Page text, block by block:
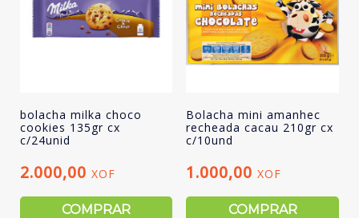
bolacha milka choco
cookies 135gr cx
c/24unid
2.000,00 XOF
COMPRAR
Bolacha mini amanhec
recheada cacau 210gr cx
c/10und
1.000,00XOF
COMPRAR